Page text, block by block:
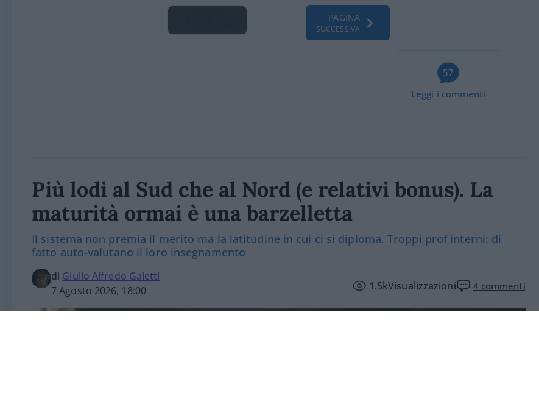
PAGINA
SUCCESSIVA
57
Leggi i commenti
Più lodi al Sud che al Nord (e relativi bonus). La
maturità ormai è una barzelletta
Il sistema non premia il merito ma la latitudine in cui ci si diploma. Troppi prof interni: di
fatto auto-valutano il loro insegnamento
di Giulio Alfredo Galetti
7 Agosto 2026, 18:00
1.5kVisualizzazioni 4 commenti